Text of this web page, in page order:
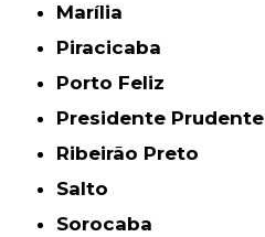
Marília
Piracicaba
Porto Feliz
Presidente Prudente
Ribeirão Preto
Salto
Sorocaba